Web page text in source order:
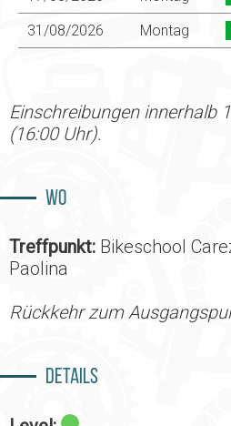
31/08/2026
Montag
Einschreibungen innerhalb
(16:00 Uhr).
Wo
Treffpunkt: Bikeschool
Paolina
Rückkehr zum
Details